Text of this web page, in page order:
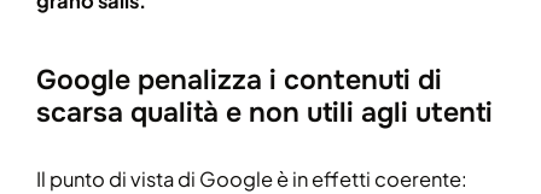
Google penalizza i contenuti di
scarsa qualità e non utili agli utenti
Il punto di vista di Google è in effetti coerente: